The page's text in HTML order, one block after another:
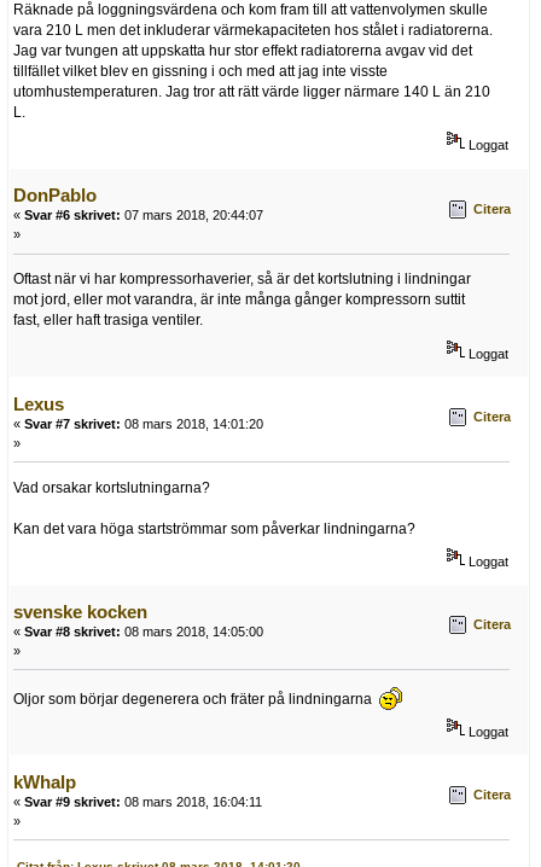
Räknade på loggningsvärdena och kom fram till att vattenvolymen skulle
vara 210 L men det inkluderar värmekapaciteten hos stålet i radiatorerna.
Jag var tvungen att uppskatta hur stor effekt radiatorerna avgav vid det
tillfället vilket blev en gissning i och med att jag inte visste
utomhustemperaturen. Jag tror att rätt värde ligger närmare 140 L än 210
L.
Loggat
DonPablo
« Svar #6 skrivet: 07 mars 2018, 20:44:07
»
Citera
Oftast när vi har kompressorhaverier, så är det kortslutning i lindningar
mot jord, eller mot varandra, är inte många gånger kompressorn suttit
fast, eller haft trasiga ventiler.
Loggat
Lexus
« Svar #7 skrivet: 08 mars 2018, 14:01:20
»
Citera
Vad orsakar kortslutningarna?
Kan det vara höga startströmmar som påverkar lindningarna?
Loggat
svenske kocken
« Svar #8 skrivet: 08 mars 2018, 14:05:00
»
Citera
Oljor som börjar degenerera och fräter på lindningarna
Loggat
kWhalp
« Svar #9 skrivet: 08 mars 2018, 16:04:11
»
Citera